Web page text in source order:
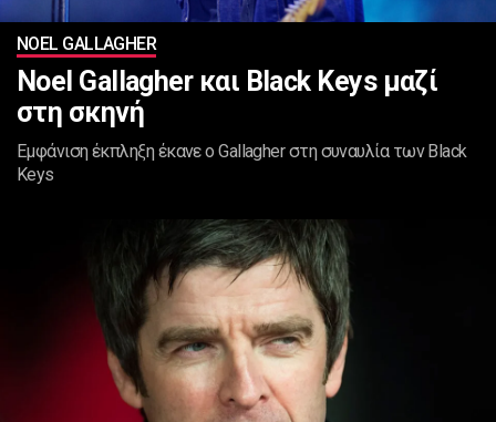
NOEL GALLAGHER
Noel Gallagher και Black Keys μαζί
στη σκηνή
Εμφάνιση έκπληξη έκανε ο Gallagher στη συναυλία των Black
Keys